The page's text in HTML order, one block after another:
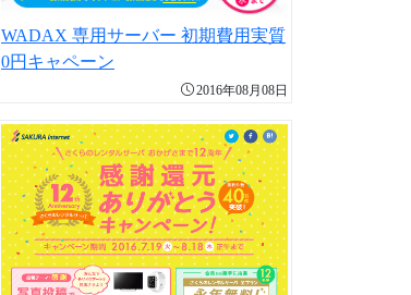
WADAX 専用サーバー 初期費用実質
0円キャペーン
2016年08月08日